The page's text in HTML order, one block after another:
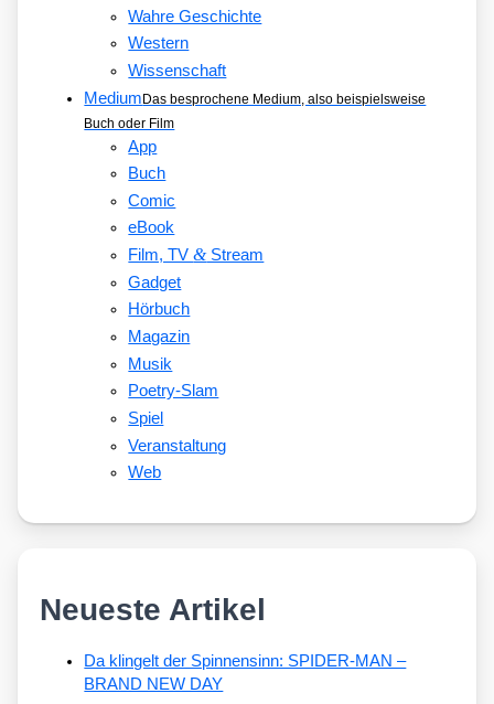
Wahre Geschichte
Western
Wissenschaft
MediumDas besprochene Medium, also beispielsweise
Buch oder Film
App
Buch
Comic
eBook
Film, TV&Stream
Gadget
Hörbuch
Magazin
Musik
Poetry-Slam
Spiel
Veranstaltung
Web
Neueste Artikel
Da klingelt der Spinnensinn: SPIDER-MAN –
BRAND NEW DAY